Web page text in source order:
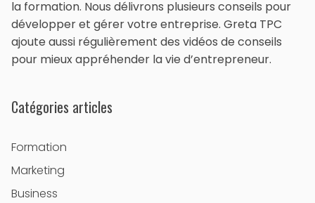
la formation. Nous délivrons plusieurs conseils pour
développer et gérer votre entreprise. Greta TPC
ajoute aussi régulièrement des vidéos de conseils
pour mieux appréhender la vie d’entrepreneur.
Catégories articles
Formation
Marketing
Business